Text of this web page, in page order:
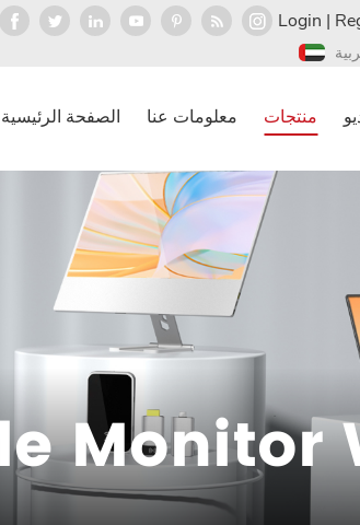
Login |
الصفحة الرئيسية معلومات عنا منتجات